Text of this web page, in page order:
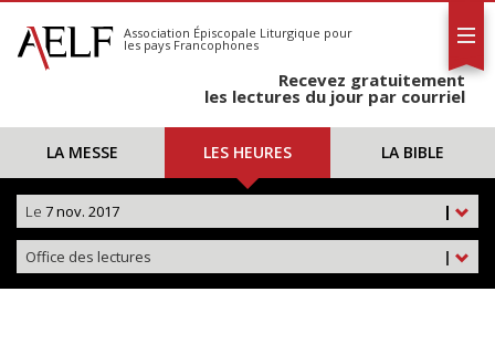
S'abonner
Calendrier
Association Épiscopale Liturgique pour
les pays Francophones
Recevez gratuitement
les lectures du jour par courriel
LA MESSE LES HEURES LA BIBLE
|
Le 7 nov. 2017
|
Office des lectures